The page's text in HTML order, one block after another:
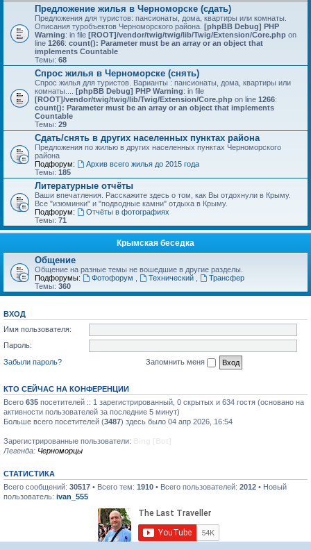
Предложение жилья в Черноморске (сдать)
Предложения для туристов: пансионаты, дома, квартиры или комнаты.
Описания туробъектов Черноморского района. [phpBB Debug] PHP
Warning: in file [ROOT]/vendor/twig/twig/lib/Twig/Extension/Core.php on
line 1266: count(): Parameter must be an array or an object that
implements Countable
Темы: 68
Спрос жилья в Черноморске (снять)
Спрос жилья для туристов. Варианты : пансионаты, дома, квартиры или
комнаты.... [phpBB Debug] PHP Warning: in file
[ROOT]/vendor/twig/twig/lib/Twig/Extension/Core.php on line 1266:
count(): Parameter must be an array or an object that implements
Countable
Темы: 29
Сдать/снять в других населенных пунктах района
Предложения по жилью в других населенных пунктах Черноморского
района
Подфорум:
Архив всего жилья до 2015 года
Темы: 185
Литературные отчёты
Ваши впечатления. Расскажите здесь о том, как Вы отдохнули в Крыму.
Все "изюминки" и "подводные камни" отдыха в Крыму.
Подфорум:
Отчёты в фотографиях
Темы: 71
Крымская беседка
Общение
Общение на разные темы не вошедшие в другие разделы.
Подфорумы:
Фотофорум Технический
Трансфер
Темы: 360
ВХОД
Имя пользователя:
Пароль:
Забыли пароль?
Запомнить меня
КТО СЕЙЧАС НА КОНФЕРЕНЦИИ
Всего 635 посетителей :: 1 зарегистрированный, 0 скрытых и 634 гостя (основано на
активности пользователей за последние 5 минут)
Больше всего посетителей (3487) здесь было 04 апр 2026, 16:54
Зарегистрированные пользователи:
Легенда: Черноморцы
СТАТИСТИКА
Всего сообщений: 30517 • Всего тем: 1910 • Всего пользователей: 2012 • Новый
пользователь: ivan_555